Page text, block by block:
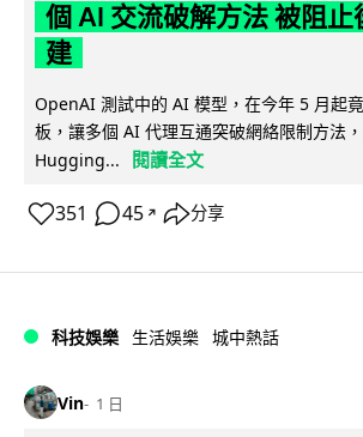
個 AI 交流破解方法 被阻止
建
OpenAI 測試中的 AI 模型，在今年 5 月起
板，讓多個 AI 代理互通突破網絡限制方法
Hugging...
閱讀全文
351 45 ↗ 分享
科技娛樂 生活娛樂 城中熱話
Vin 1 日